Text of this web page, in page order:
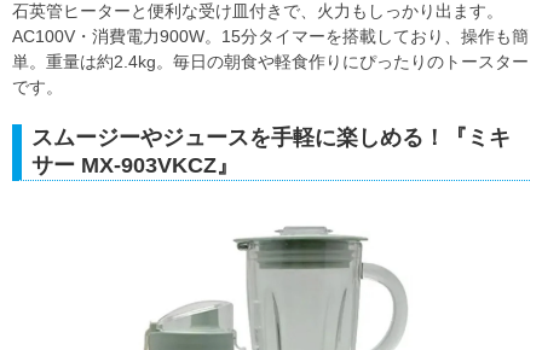
石英管ヒーターと便利な受け皿付きで、火力もしっかり出ます。
AC100V・消費電力900W。15分タイマーを搭載しており、操作も簡
単。重量は約2.4kg。毎日の朝食や軽食作りにぴったりのトースター
です。
スムージーやジュースを手軽に楽しめる！『ミキ
サー MX-903VKCZ』